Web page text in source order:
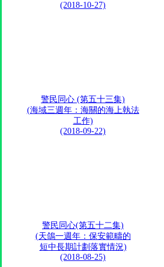
(2018-10-27)
警民同心 (第五十三集)
(海域三週年：海關的海上執法
工作)
(2018-09-22)
警民同心(第五十二集)
(天鴿一週年：保安範疇的
短中長期計劃落實情況)
(2018-08-25)